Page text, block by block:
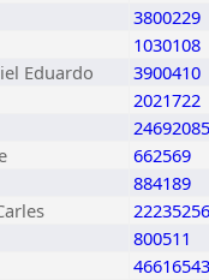
3800229
1030108
Eduardo
3900410
2021722
24692085
662569
884189
22235256
800511
46616543